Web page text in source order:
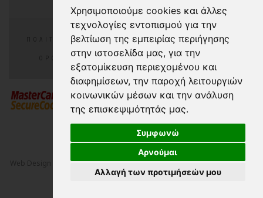
Χρησιμοποιούμε cookies και άλλες
τεχνολογίες εντοπισμού για την
βελτίωση της εμπειρίας περιήγησης
στην ιστοσελίδα μας, για την
εξατομίκευση περιεχομένου και
διαφημίσεων, την παροχή λειτουργιών
κοινωνικών μέσων και την ανάλυση
της επισκεψιμότητάς μας.
Συμφωνώ
Αρνούμαι
Αλλαγή των προτιμήσεών μου
ΠΟΛΙΤΙΚΉ ΑΠΟΡΡΉΤΟΥ ΠΟΛΙΤΙΚΉ COOKIES
ΌΡΟΙ ΧΡΉΣΗΣ COOKIES PREFERENCES
Digital MarketingbyNetPlanet S.A.© 2000-2026 All Rights
Reserved - Crazy in
withNetPlanet iCMS